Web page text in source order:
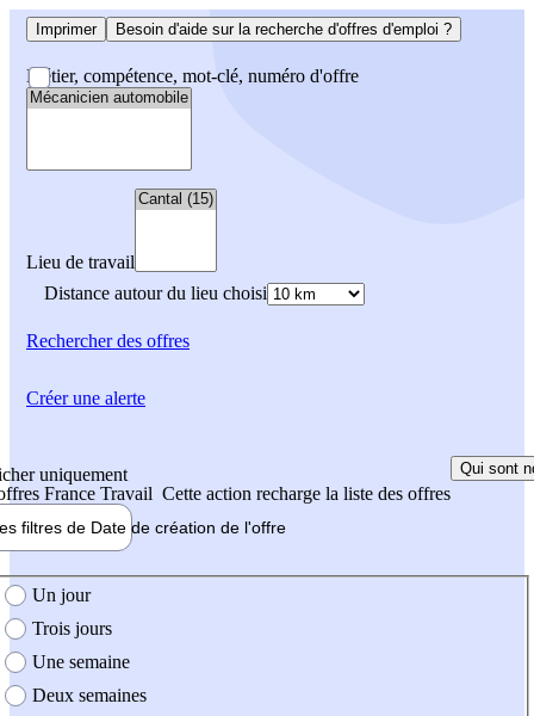
Imprimer Besoin d'aide sur la recherche d'offres d'emploi ?
Métier, compétence, mot-clé, numéro d'offre
Lieu de travail
Distance autour du lieu choisi
Rechercherdes offres
uniquement
France Travail Cette action recharge la liste des offres
Qui sont
filtres de Date de création de l'offre
création de l'offre
Un jour
Trois jours
Une semaine
Deux semaines
Créer une alerte